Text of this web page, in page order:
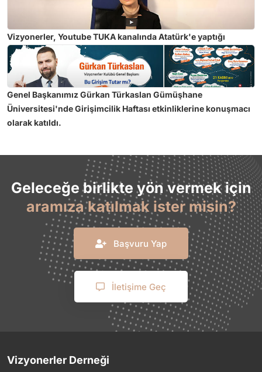
Vizyonerler, Youtube TUKA kanalında Atatürk'e yaptığı
hakaretlerden dolayı Tuğçe Kazaz hakkında suç duyurusunda
bulunuldu.
Genel Başkanımız Gürkan Türkaslan Gümüşhane
Üniversitesi'nde Girişimcilik Haftası etkinliklerine konuşmacı
olarak katıldı.
Geleceğe birlikte yön vermek için
aramıza katılmak ister misin?
Başvuru Yap
İletişime Geç
Vizyonerler Derneği